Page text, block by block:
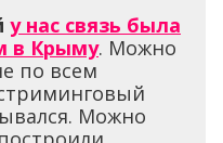
у нас связь была
в Крыму. Можно
по всем
Можно